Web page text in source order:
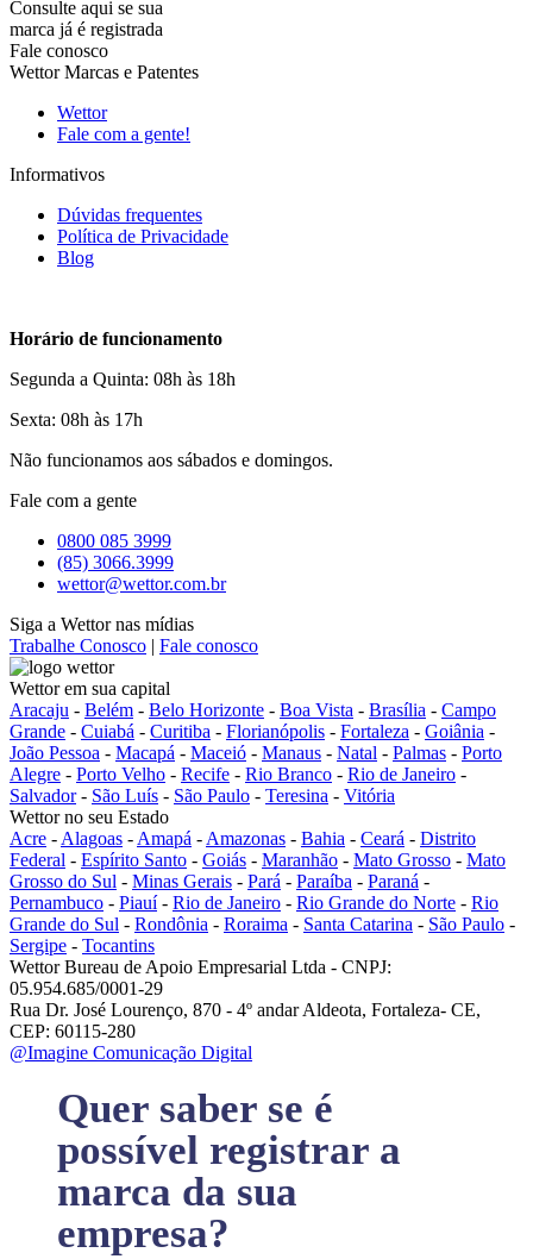
Consulte aqui se sua
marca já é registrada
Fale conosco
Wettor Marcas e Patentes
Wettor
Fale com a gente!
Informativos
Dúvidas frequentes
Política de Privacidade
Blog
Horário de funcionamento
Segunda a Quinta: 08h às 18h
Sexta: 08h às 17h
Não funcionamos aos sábados e domingos.
Fale com a gente
0800 085 3999
(85) 3066.3999
wettor@wettor.com.br
Siga a Wettor nas mídias
Trabalhe Conosco | Fale conosco
Wettor em sua capital
Aracaju - Belém - Belo Horizonte - Boa Vista - Brasília - Campo
Grande - Cuiabá - Curitiba - Florianópolis - Fortaleza - Goiânia -
João Pessoa - Macapá - Maceió - Manaus - Natal - Palmas - Porto
Alegre - Porto Velho - Recife - Rio Branco - Rio de Janeiro -
Salvador- São Luís - São Paulo - Teresina - Vitória
Wettor no seu Estado
Acre - Alagoas - Amapá - Amazonas - Bahia - Ceará - Distrito
Federal - Espírito Santo - Goiás - Maranhão - Mato Grosso - Mato
Grosso do Sul - Minas Gerais - Pará - Paraíba - Paraná -
Pernambuco - Piauí- Rio de Janeiro - Rio Grande do Norte - Rio
Grande do Sul - Rondônia - Roraima - Santa Catarina - São Paulo -
Sergipe - Tocantins
Wettor Bureau de Apoio Empresarial Ltda - CNPJ:
05.954.685/0001-29
Rua Dr. José Lourenço, 870 - 4º andar Aldeota, Fortaleza- CE,
CEP: 60115-280
@Imagine Comunicação Digital
Quer saber se é
possível registrar a
marca da sua
empresa?